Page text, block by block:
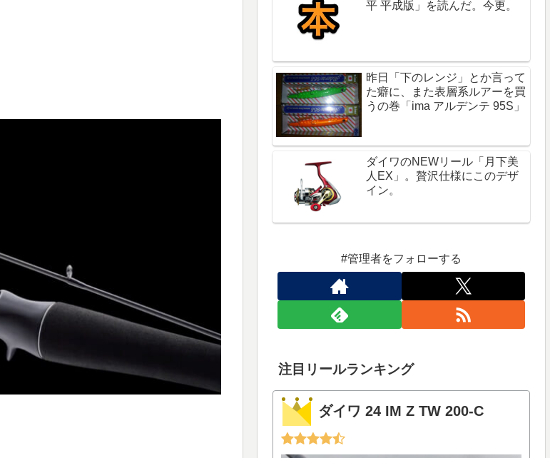
平 平成版」を読んだ。今更。
昨日「下のレンジ」とか言って
た癖に、また表層系ルアーを買
うの巻「ima アルデンテ 95S」
ダイワのNEWリール「月下美
人EX」。贅沢仕様にこのデザ
イン。
#管理者をフォローする
注目リールランキング
ダイワ 24 IM Z TW 200-C